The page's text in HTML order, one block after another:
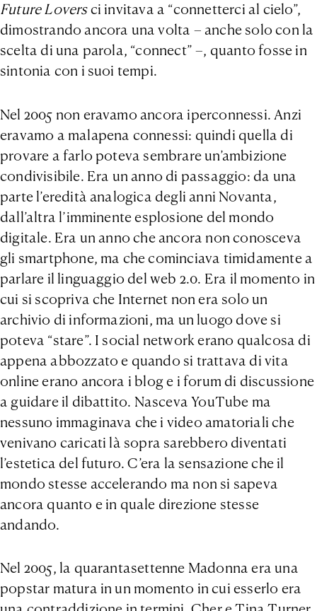
Future Loversci invitava a “connetterci al cielo”,
dimostrando ancora una volta – anche solo con la
scelta di una parola, “connect” –, quanto fosse in
sintonia con i suoi tempi.
Nel 2005 non eravamo ancora iperconnessi. Anzi
eravamo a malapena connessi: quindi quella di
provare a farlo poteva sembrare un’ambizione
condivisibile. Era un anno di passaggio: da una
parte l’eredità analogica degli anni Novanta,
dall’altra l’imminente esplosione del mondo
digitale. Era un anno che ancora non conosceva
gli smartphone, ma che cominciava timidamente a
parlare il linguaggio del web 2.0. Era il momento in
cui si scopriva che Internet non era solo un
archivio di informazioni, ma un luogo dove si
poteva “stare”. I social network erano qualcosa di
appena abbozzato e quando si trattava di vita
online erano ancora i blog e i forum di discussione
a guidare il dibattito. Nasceva YouTube ma
nessuno immaginava che i video amatoriali che
venivano caricati là sopra sarebbero diventati
l’estetica del futuro. C’era la sensazione che il
mondo stesse accelerando ma non si sapeva
ancora quanto e in quale direzione stesse
andando.
Nel 2005, la quarantasettenne Madonna era una
popstar matura in un momento in cui esserlo era